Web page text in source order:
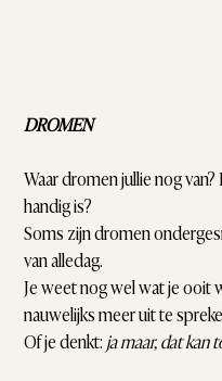
DROMEN
Waar dromen jullie nog
handig is?
Soms zijn dromen
van alledag.
Je weet nog wel wat je ooit
nauwelijks meer uit te
Of je denkt: ja maar, dat kan